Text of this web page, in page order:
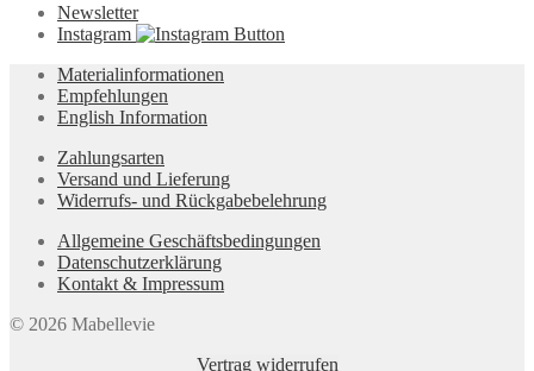
Newsletter
Instagram
Materialinformationen
Empfehlungen
English Information
Zahlungsarten
Versand und Lieferung
Widerrufs- und Rückgabebelehrung
Allgemeine Geschäftsbedingungen
Datenschutzerklärung
Kontakt & Impressum
© 2026 Mabellevie
Vertrag widerrufen